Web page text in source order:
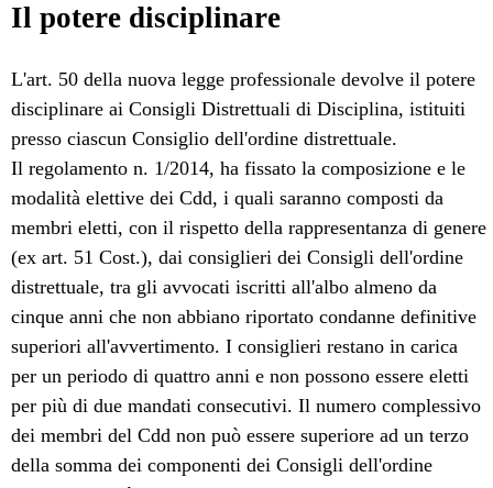
Il potere disciplinare
L'art. 50 della nuova legge professionale devolve il potere
disciplinare ai Consigli Distrettuali di Disciplina, istituiti
presso ciascun Consiglio dell'ordine distrettuale.
Il regolamento n. 1/2014, ha fissato la composizione e le
modalità elettive dei Cdd, i quali saranno composti da
membri eletti, con il rispetto della rappresentanza di genere
(ex art. 51 Cost.), dai consiglieri dei Consigli dell'ordine
distrettuale, tra gli avvocati iscritti all'albo almeno da
cinque anni che non abbiano riportato condanne definitive
superiori all'avvertimento. I consiglieri restano in carica
per un periodo di quattro anni e non possono essere eletti
per più di due mandati consecutivi. Il numero complessivo
dei membri del Cdd non può essere superiore ad un terzo
della somma dei componenti dei Consigli dell'ordine